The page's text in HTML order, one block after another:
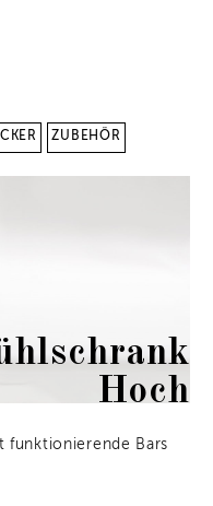
ZUBEHÖR
Hoch
funktionierende Bars